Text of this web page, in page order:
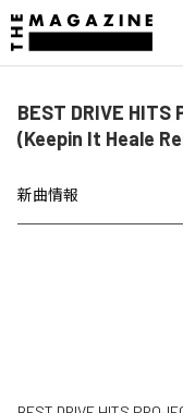
BEST DRIVE HITS
(Keepin It Heale
新曲情報